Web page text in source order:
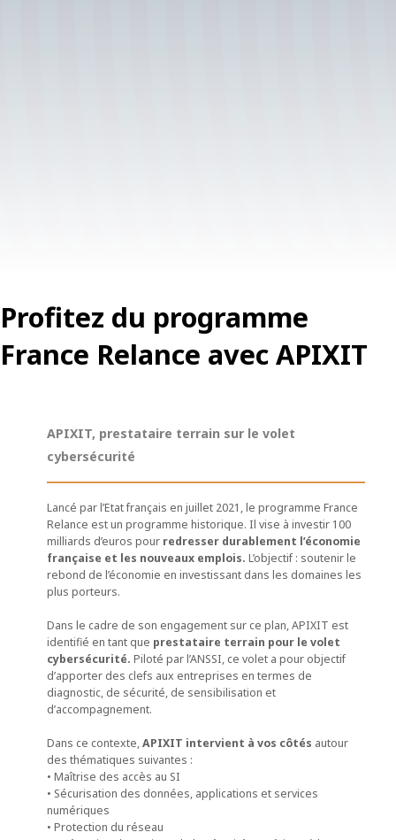
Profitez du programme
France Relance avec APIXIT
APIXIT, prestataire terrain sur le volet
cybersécurité
Lancé par l’Etat français en juillet 2021, le programme France
Relance est un programme historique. Il vise à investir 100
milliards d’euros pour redresser durablement l’économie
française et les nouveaux emplois. L’objectif : soutenir le
rebond de l’économie en investissant dans les domaines les
plus porteurs.
Dans le cadre de son engagement sur ce plan, APIXIT est
identifié en tant que prestataire terrain pour le volet
cybersécurité. Piloté par l’ANSSI, ce volet a pour objectif
d’apporter des clefs aux entreprises en termes de
diagnostic, de sécurité, de sensibilisation et
d’accompagnement.
Dans ce contexte,APIXIT intervient à vos côtés autour
des thématiques suivantes :
• Maîtrise des accès au SI
• Sécurisation des données, applications et services
numériques
• Protection du réseau